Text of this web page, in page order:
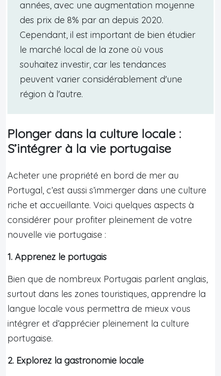
années, avec une augmentation moyenne
des prix de 8% par an depuis 2020.
Cependant, il est important de bien étudier
le marché local de la zone où vous
souhaitez investir, car les tendances
peuvent varier considérablement d'une
région à l'autre.
Plonger dans la culture locale :
S’intégrer à la vie portugaise
Acheter une propriété en bord de mer au
Portugal, c’est aussi s’immerger dans une culture
riche et accueillante. Voici quelques aspects à
considérer pour profiter pleinement de votre
nouvelle vie portugaise :
1. Apprenez le portugais
Bien que de nombreux Portugais parlent anglais,
surtout dans les zones touristiques, apprendre la
langue locale vous permettra de mieux vous
intégrer et d’apprécier pleinement la culture
portugaise.
2. Explorez la gastronomie locale